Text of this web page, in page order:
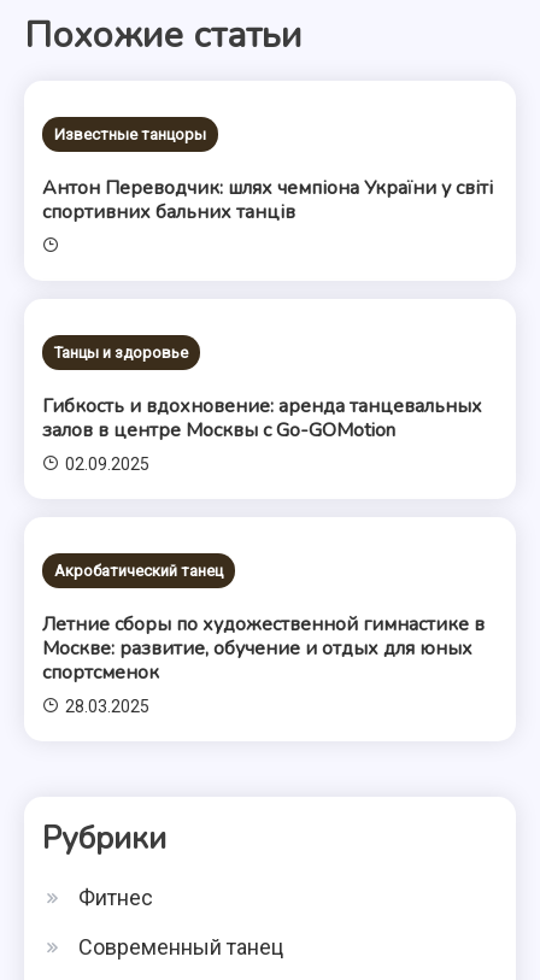
записям
Похожие статьи
Известные танцоры
Антон Переводчик: шлях чемпіона України у світі
спортивних бальних танців
Танцы и здоровье
Гибкость и вдохновение: аренда танцевальных
залов в центре Москвы с Go-GOMotion
02.09.2025
Акробатический танец
Летние сборы по художественной гимнастике в
Москве: развитие, обучение и отдых для юных
спортсменок
28.03.2025
Рубрики
Фитнес
Современный танец